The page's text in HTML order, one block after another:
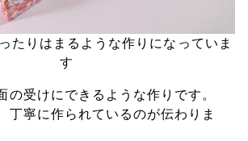
たりはまるような作りになっていま
す
の受けにできるような作りです。
丁寧に作られているのが伝わりま